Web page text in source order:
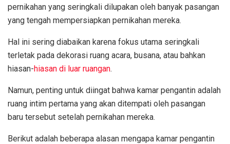
pernikahan yang seringkali dilupakan oleh banyak pasangan
yang tengah mempersiapkan pernikahan mereka.
Hal ini sering diabaikan karena fokus utama seringkali
terletak pada dekorasi ruang acara, busana, atau bahkan
hiasan-hiasan di luar ruangan.
Namun, penting untuk diingat bahwa kamar pengantin adalah
ruang intim pertama yang akan ditempati oleh pasangan
baru tersebut setelah pernikahan mereka.
Berikut adalah beberapa alasan mengapa kamar pengantin